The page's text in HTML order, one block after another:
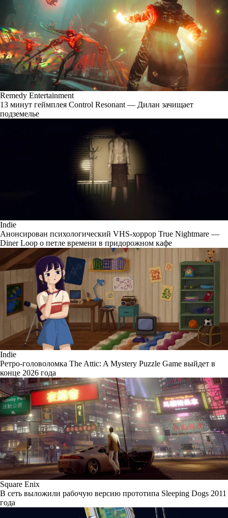
Remedy Entertainment
13 минут геймплея Control Resonant — Дилан зачищает
подземелье
Indie
Анонсирован психологический VHS-хоррор True Nightmare —
Diner Loop о петле времени в придорожном кафе
Indie
Ретро-головоломка The Attic: A Mystery Puzzle Game выйдет в
конце 2026 года
Square Enix
В сеть выложили рабочую версию прототипа Sleeping Dogs 2011
года